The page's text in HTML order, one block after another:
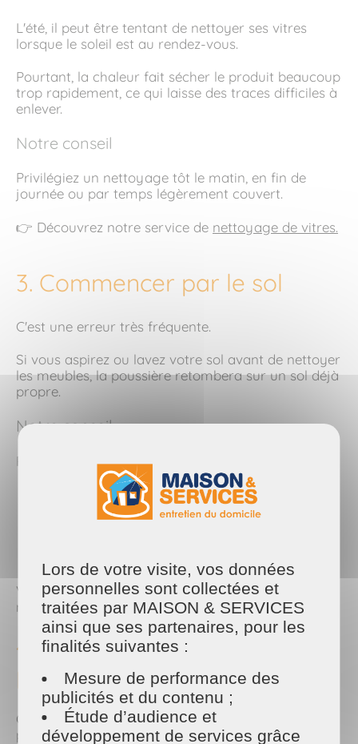
L'été, il peut être tentant de nettoyer ses vitres
lorsque le soleil est au rendez-vous.
Pourtant, la chaleur fait sécher le produit beaucoup
trop rapidement, ce qui laisse des traces difficiles à
enlever.
Notre conseil
Privilégiez un nettoyage tôt le matin, en fin de
journée ou par temps légèrement couvert.
👉 Découvrez notre service de nettoyage de vitres.
3. Commencer par le sol
C'est une erreur très fréquente.
Si vous aspirez ou lavez votre sol avant de nettoyer
les meubles, la poussière retombera sur un sol déjà
propre.
Notre conseil
Respectez cet ordre :
dépoussiérage
nettoyage des meubles
Vous gagnerez du temps tout en obtenant un
meilleur résultat.
4. Utiliser le même chiffon
partout
Cuisine, salle de bain, salon… Utiliser un seul chiffon
pour toutes les pièces favorise la propagation des
Lors de votre visite, vos données
personnelles sont collectées et
traitées par MAISON & SERVICES
ainsi que ses partenaires, pour les
finalités suivantes :
Mesure de performance des
publicités et du contenu ;
Étude d’audience et
développement de services grâce